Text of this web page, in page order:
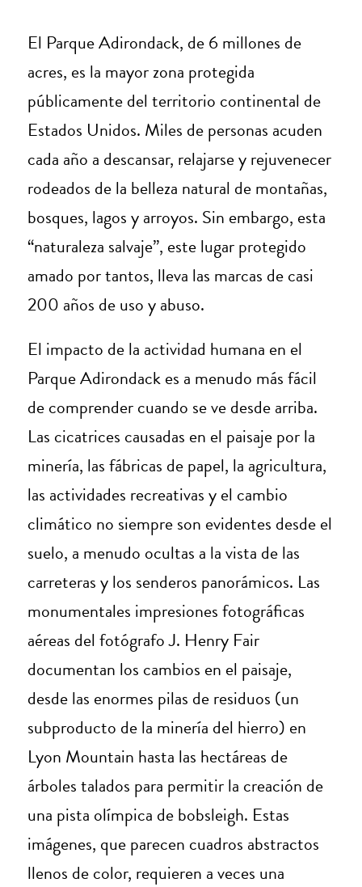
El Parque Adirondack, de 6 millones de
acres, es la mayor zona protegida
públicamente del territorio continental de
Estados Unidos. Miles de personas acuden
cada año a descansar, relajarse y rejuvenecer
rodeados de la belleza natural de montañas,
bosques, lagos y arroyos. Sin embargo, esta
“naturaleza salvaje”, este lugar protegido
amado por tantos, lleva las marcas de casi
200 años de uso y abuso.
El impacto de la actividad humana en el
Parque Adirondack es a menudo más fácil
de comprender cuando se ve desde arriba.
Las cicatrices causadas en el paisaje por la
minería, las fábricas de papel, la agricultura,
las actividades recreativas y el cambio
climático no siempre son evidentes desde el
suelo, a menudo ocultas a la vista de las
carreteras y los senderos panorámicos. Las
monumentales impresiones fotográficas
aéreas del fotógrafo J. Henry Fair
documentan los cambios en el paisaje,
desde las enormes pilas de residuos (un
subproducto de la minería del hierro) en
Lyon Mountain hasta las hectáreas de
árboles talados para permitir la creación de
una pista olímpica de bobsleigh. Estas
imágenes, que parecen cuadros abstractos
llenos de color, requieren a veces una